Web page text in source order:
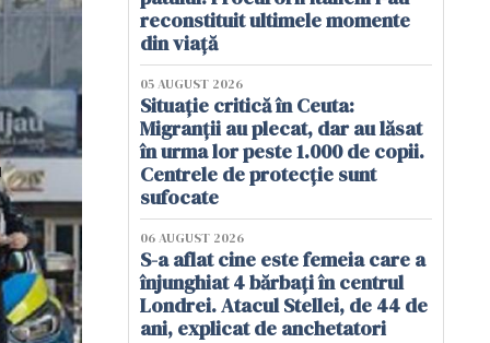
reconstituit ultimele momente
din viață
05 AUGUST 2026
Situație critică în Ceuta:
Migranții au plecat, dar au lăsat
în urma lor peste 1.000 de copii.
Centrele de protecție sunt
sufocate
06 AUGUST 2026
S-a aflat cine este femeia care a
înjunghiat 4 bărbați în centrul
Londrei. Atacul Stellei, de 44 de
ani, explicat de anchetatori